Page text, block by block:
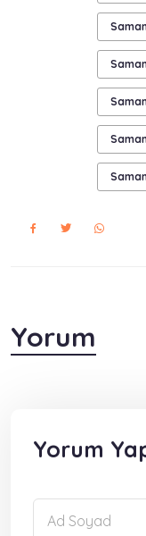
Yorum
Yorum